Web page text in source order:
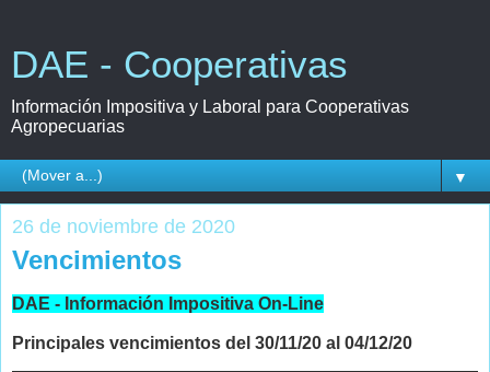
DAE - Cooperativas
Información Impositiva y Laboral para Cooperativas
Agropecuarias
▼
26 de noviembre de 2020
Vencimientos
DAE - Información Impositiva On-Line
Principales vencimientos del 30/11/20 al 04/12/20